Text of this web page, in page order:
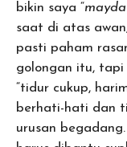
bikin saya “
saat di atas
pasti paham
golongan itu, tapi
“tidur cukup,
berhati-hati dan
urusan